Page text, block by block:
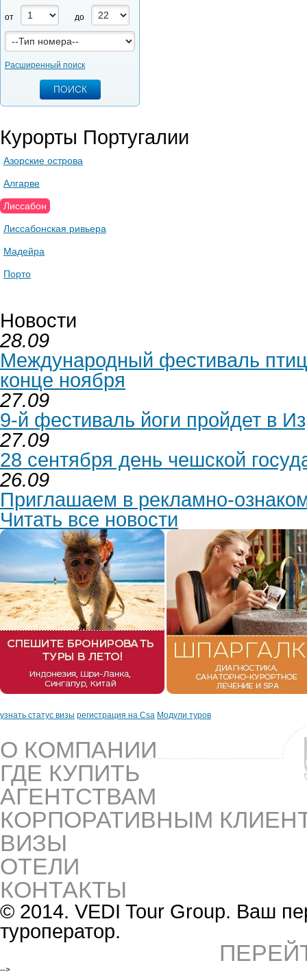
от до
Расширенный поиск
Курорты Португалии
Азорские острова
Алгарве
Лиссабон
Лиссабонская ривьера
Мадейра
Порто
Новости
28.09
Международный фестиваль
конце ноября
27.09
9-й фестиваль йоги пройдет в
27.09
28 сентября день чешской
26.09
Приглашаем в рекламно-
Читать все новости
узнать статус визы регистрация на Csa Модули туров
О КОМПАНИИ
ГДЕ КУПИТЬ
АГЕНТСТВАМ
КОРПОРАТИВНЫМ
ВИЗЫ
ОТЕЛИ
КОНТАКТЫ
© 2014. VEDI Tour Group. Ваш
туроператор.
-->